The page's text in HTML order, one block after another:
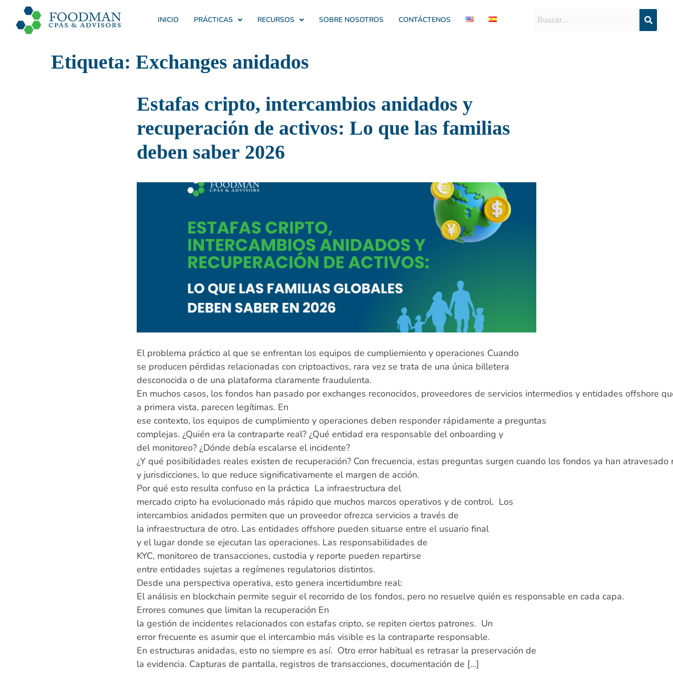
INICIO PRÁCTICAS RECURSOS SOBRE NOSOTROS CONTÁCTENOS
Etiqueta: Exchanges anidados
Estafas cripto, intercambios anidados y
recuperación de activos: Lo que las familias
deben saber 2026
El problema práctico al que se enfrentan los equipos de cumpliemiento y operaciones Cuando
se producen pérdidas relacionadas con criptoactivos, rara vez se trata de una única billetera
desconocida o de una plataforma claramente fraudulenta.
En muchos casos, los fondos han pasado por exchanges reconocidos, proveedores de servicios intermedios y entidades offshore
a primera vista, parecen legítimas. En
ese contexto, los equipos de cumplimiento y operaciones deben responder rápidamente a preguntas
complejas. ¿Quién era la contraparte real? ¿Qué entidad era responsable del onboarding y
del monitoreo? ¿Dónde debía escalarse el incidente?
¿Y qué posibilidades reales existen de recuperación? Con frecuencia, estas preguntas surgen cuando los fondos ya han
y jurisdicciones, lo que reduce significativamente el margen de acción.
Por qué esto resulta confuso en la práctica La infraestructura del
mercado cripto ha evolucionado más rápido que muchos marcos operativos y de control. Los
intercambios anidados permiten que un proveedor ofrezca servicios a través de
la infraestructura de otro. Las entidades offshore pueden situarse entre el usuario final
y el lugar donde se ejecutan las operaciones. Las responsabilidades de
KYC, monitoreo de transacciones, custodia y reporte pueden repartirse
entre entidades sujetas a regímenes regulatorios distintos.
Desde una perspectiva operativa, esto genera incertidumbre real:
El análisis en blockchain permite seguir el recorrido de los fondos, pero no resuelve quién es responsable en cada capa.
Errores comunes que limitan la recuperación En
la gestión de incidentes relacionados con estafas cripto, se repiten ciertos patrones. Un
error frecuente es asumir que el intercambio más visible es la contraparte responsable.
En estructuras anidadas, esto no siempre es así. Otro error habitual es retrasar la preservación de
la evidencia. Capturas de pantalla, registros de transacciones, documentación de […]